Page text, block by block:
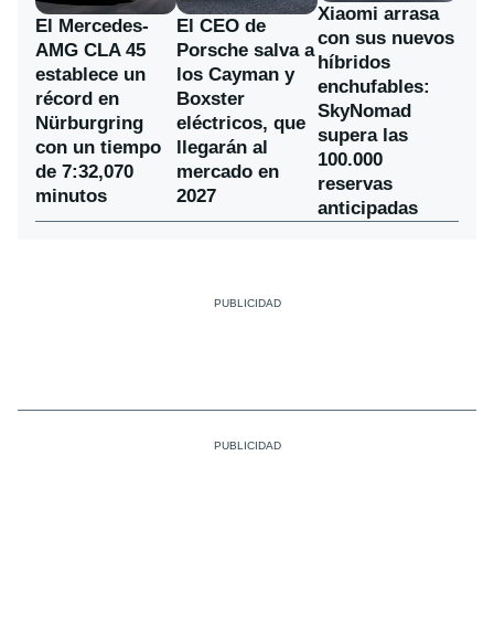
El Mercedes-
AMG CLA 45
establece un
récord en
Nürburgring
con un tiempo
de 7:32,070
minutos
El CEO de
Porsche salva a
los Cayman y
Boxster
eléctricos, que
llegarán al
mercado en
2027
Xiaomi arrasa
con sus nuevos
híbridos
enchufables:
SkyNomad
supera las
100.000
reservas
anticipadas